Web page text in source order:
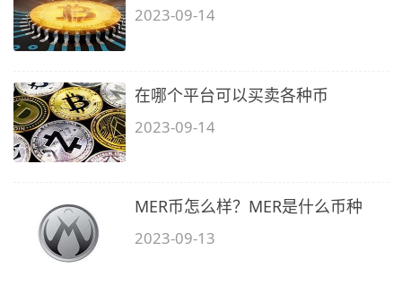
2023-09-14
在哪个平台可以买卖各种币
2023-09-14
MER币怎么样？MER是什么币种
2023-09-13